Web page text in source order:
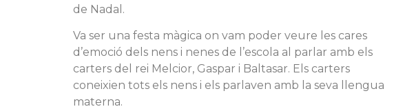
de Nadal.
Va ser una festa màgica on vam poder veure les cares
d’emoció dels nens i nenes de l’escola al parlar amb els
carters del rei Melcior, Gaspar i Baltasar. Els carters
coneixien tots els nens i els parlaven amb la seva llengua
materna.